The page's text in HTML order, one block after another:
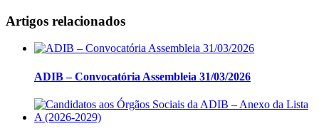
Artigos relacionados
ADIB – Convocatória Assembleia 31/03/2026